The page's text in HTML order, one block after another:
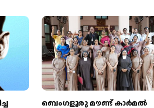
ബെംഗളൂരു മൗണ്ട് കാര്‍മല്‍